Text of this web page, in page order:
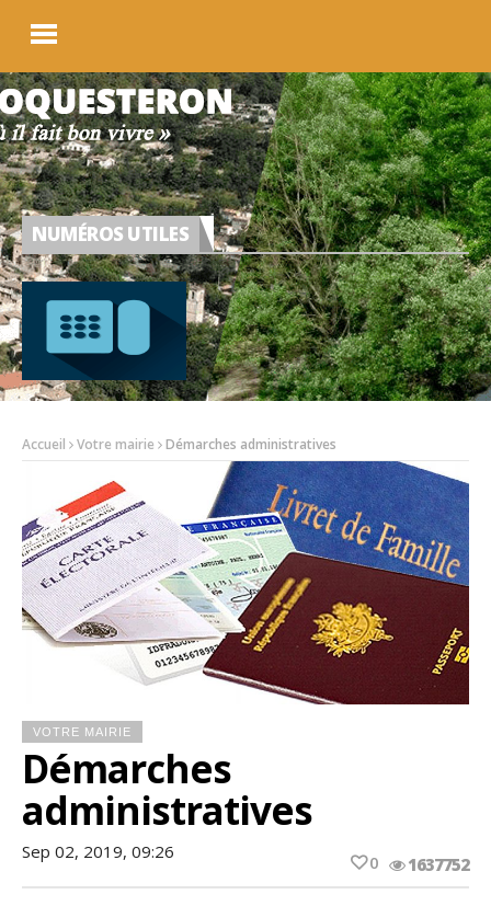
NUMÉROS UTILES
Accueil Votre mairie Démarches administratives
VOTRE MAIRIE
Démarches
administratives
Sep 02, 2019, 09:26
1637752
0